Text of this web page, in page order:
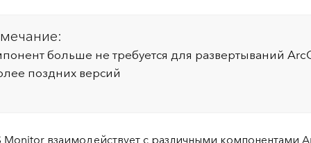
больше не требуется для развертываний
поздних версий
Monitor взаимодействует с различными компонентами